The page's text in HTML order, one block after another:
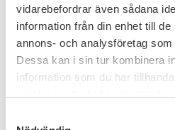
vidarebefordrar även sådana
information från din enhet till
annons- och analysföretag
Dessa kan i sin tur kombinera
information som du har
Publicerat den
Print